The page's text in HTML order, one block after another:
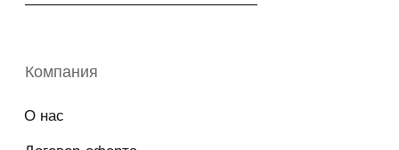
Свидетельство на товарный знак